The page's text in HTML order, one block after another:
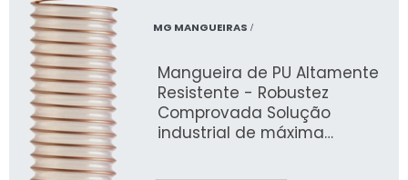
MG MANGUEIRAS /
Mangueira de PU Altamente
Resistente - Robustez
Comprovada Solução
industrial de máxima